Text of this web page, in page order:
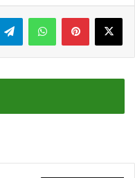
ایکس پینتریستواتس آپ